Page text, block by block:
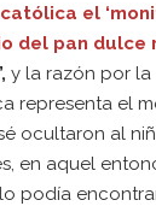
el
del pan dulce
y la razón por la
representa el
ocultaron al
en aquel
podía